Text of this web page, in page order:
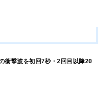
衝撃波を初回7秒・2回目以降20